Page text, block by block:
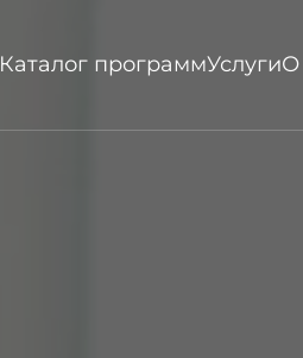
Каталог программУслугиО